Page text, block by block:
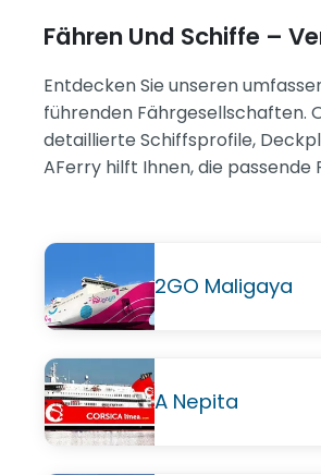
Fähren Und Schiffe –
Entdecken Sie unseren
führenden Fährgesellschaften.
detaillierte Schiffsprofile,
AFerry hilft Ihnen, die
2GO Maligaya
A Nepita